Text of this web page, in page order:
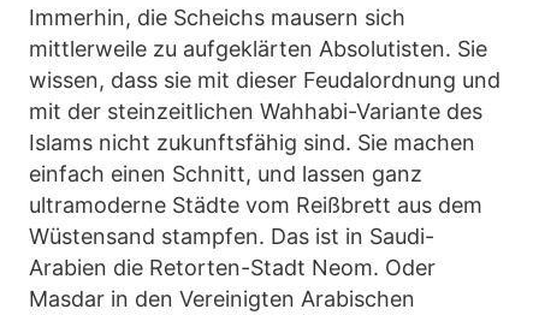
Immerhin, die Scheichs mausern sich
mittlerweile zu aufgeklärten Absolutisten. Sie
wissen, dass sie mit dieser Feudalordnung und
mit der steinzeitlichen Wahhabi-Variante des
Islams nicht zukunftsfähig sind. Sie machen
einfach einen Schnitt, und lassen ganz
ultramoderne Städte vom Reißbrett aus dem
Wüstensand stampfen. Das ist in Saudi-
Arabien die Retorten-Stadt Neom. Oder
Masdar in den Vereinigten Arabischen